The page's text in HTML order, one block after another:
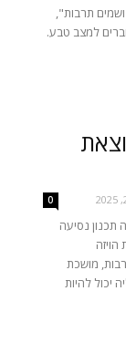
תרבות",
למצב טבע.
0
נסיעה
מושכת
יכול להיות